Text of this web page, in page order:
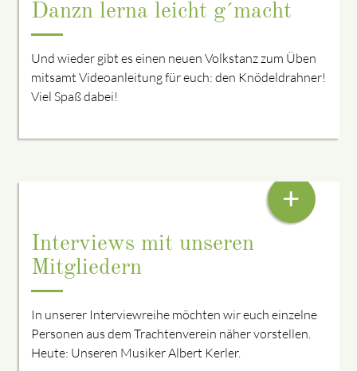
Danzn lerna leicht g´macht
Und wieder gibt es einen neuen Volkstanz zum Üben
mitsamt Videoanleitung für euch: den Knödeldrahner!
Viel Spaß dabei!
Interviews mit unseren
Mitgliedern
In unserer Interviewreihe möchten wir euch einzelne
Personen aus dem Trachtenverein näher vorstellen.
Heute: Unseren Musiker Albert Kerler.
+